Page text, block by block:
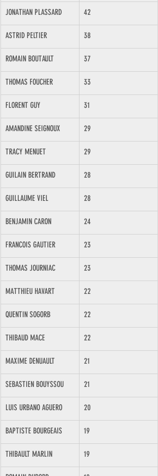
JONATHAN PLASSARD 42
ASTRID PELTIER 38
ROMAIN BOUTAULT 37
THOMAS FOUCHER 33
FLORENT GUY 31
AMANDINE SEIGNOUX 29
TRACY MENUET 29
GUILAIN BERTRAND 28
GUILLAUME VIEL 28
BENJAMIN CARON 24
FRANCOIS GAUTIER 23
THOMAS JOURNIAC 23
MATTHIEU HAVART 22
QUENTIN SOGORB 22
THIBAUD MACE 22
MAXIME DENUAULT 21
SEBASTIEN BOUYSSOU 21
LUIS URBANO AGUERO 20
BAPTISTE BOURGEAIS 19
THIBAULT MARLIN 19